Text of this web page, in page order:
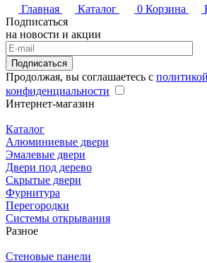
Главная
Каталог 0 Корзина
Подписаться
на новости и акции
Подписаться
Продолжая, вы соглашаетесь с политикой
конфиденциальности
Интернет-магазин
Каталог
Алюминиевые двери
Эмалевые двери
Двери под дерево
Скрытые двери
Фурнитура
Перегородки
Системы открывания
Разное
Стеновые панели